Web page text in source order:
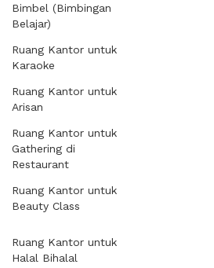
Bimbel (Bimbingan
Belajar)
Ruang Kantor untuk
Karaoke
Ruang Kantor untuk
Arisan
Ruang Kantor untuk
Gathering di
Restaurant
Ruang Kantor untuk
Beauty Class
Ruang Kantor untuk
Halal Bihalal